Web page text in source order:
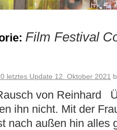
Film Festival
letztes Update 12. Oktober 2021
von Reinhard
ihn nicht. Mit der
nach außen hin alles